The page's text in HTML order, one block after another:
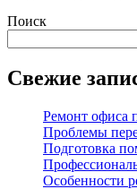
Поиск
Свежие
Ремонт офиса
Проблемы
Подготовка
Особенности